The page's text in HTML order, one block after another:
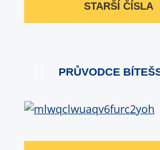
STARŠÍ ČÍSLA
PRŮVODCE